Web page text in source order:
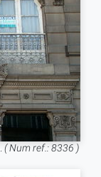
( Num ref.: 8336 )